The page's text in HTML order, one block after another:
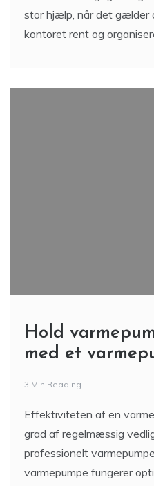
stor hjælp, når det gælder
kontoret rent og
Hold
med et
3 Min Reading
Effektiviteten af en
grad af regelmæssig
professionelt
varmepumpe fungerer